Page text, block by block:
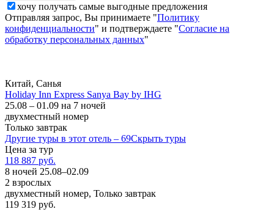
хочу получать самые выгодные предложения
Отправляя запрос, Вы принимаете "Политику
конфиденциальности" и подтверждаете "Согласие на
обработку персональных данных"
Китай, Санья
Holiday Inn Express Sanya Bay by IHG
25.08 – 01.09 на 7 ночей
двухместный номер
Только завтрак
Другие туры в этот отель – 69Скрыть туры
Цена за тур
118 887 руб.
8 ночей 25.08–02.09
2 взрослых
двухместный номер, Только завтрак
119 319 руб.